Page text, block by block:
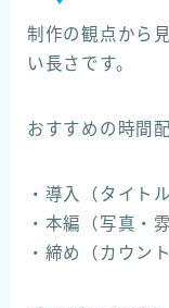
制作の観点から
い長さです。
おすすめの時間
・導入（タイト
・本編（写真・
・締め（カウン